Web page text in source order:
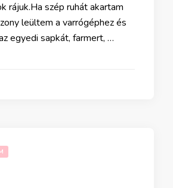
rájuk.Ha szép ruhát akartam
leültem a varrógéphez és
egyedi sapkát, farmert, …